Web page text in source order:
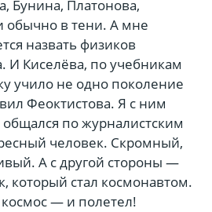
Бунина, Платонова,
обычно в тени. А мне
назвать физиков
И Киселёва, по учебникам
учило не одно поколение
Феоктистова. Я с ним
по журналистским
человек. Скромный,
А с другой стороны —
который стал космонавтом.
— и полетел!